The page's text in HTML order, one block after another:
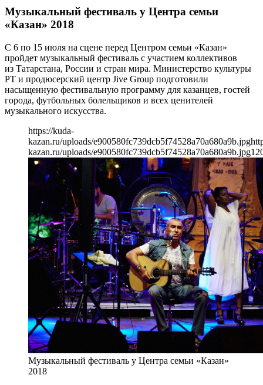
Музыкальный фестиваль у Центра семьи
«Казан» 2018
С 6 по 15 июля на сцене перед Центром семьи «Казан»
пройдет музыкальный фестиваль с участием коллективов
из Татарстана, России и стран мира. Министерство культуры
РТ и продюсерский центр Jive Group подготовили
насыщенную фестивальную программу для казанцев, гостей
города, футбольных болельщиков и всех ценителей
музыкального искусства.
https://kuda-
kazan.ru/uploads/e900580fc739dcb5f74528a70a680a9b.jpg
kazan.ru/uploads/e900580fc739dcb5f74528a70a680a9b.jpg
Музыкальный фестиваль у Центра семьи «Казан»
2018